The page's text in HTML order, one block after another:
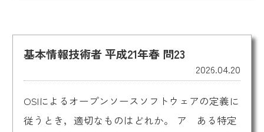
基本情報技術者 平成21年春 問23
2026.04.20
OSIによるオープンソースソフトウェアの定義に
従うとき，適切なものはどれか。 ア ある特定